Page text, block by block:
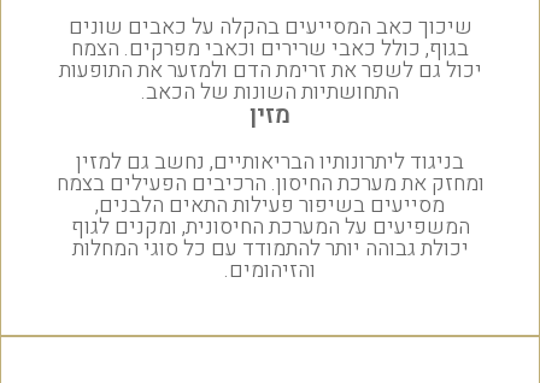
שיכוך כאב המסייעים בהקלה על כאבים שונים
בגוף, כולל כאבי שרירים וכאבי מפרקים. הצמח
יכול גם לשפר את זרימת הדם ולמזער את התופעות
התחושתיות השונות של הכאב.
מזין
בניגוד ליתרונותיו הבריאותיים, נחשב גם למזין
ומחזק את מערכת החיסון. הרכיבים הפעילים בצמח
מסייעים בשיפור פעילות התאים הלבנים,
המשפיעים על המערכת החיסונית, ומקנים לגוף
יכולת גבוהה יותר להתמודד עם כל סוגי המחלות
והזיהומים.